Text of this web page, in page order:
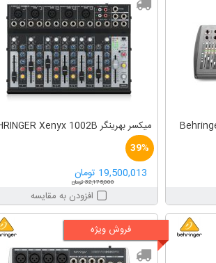
39%
میکسر بهرینگر BEHRINGER Xenyx 1002B
19,500,013 تومان
32,175,000 تومان
افزودن به مقایسه
فروش ویژه